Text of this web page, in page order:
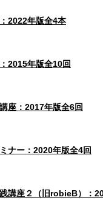
2022年版全4本
2015年版全10回
座：2017年版全6回
ナー：2020年版全4回
講座２（旧robieB）：